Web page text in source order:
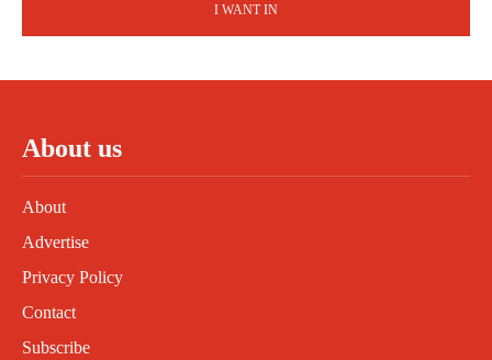
I WANT IN
About us
About
Advertise
Privacy Policy
Contact
Subscribe